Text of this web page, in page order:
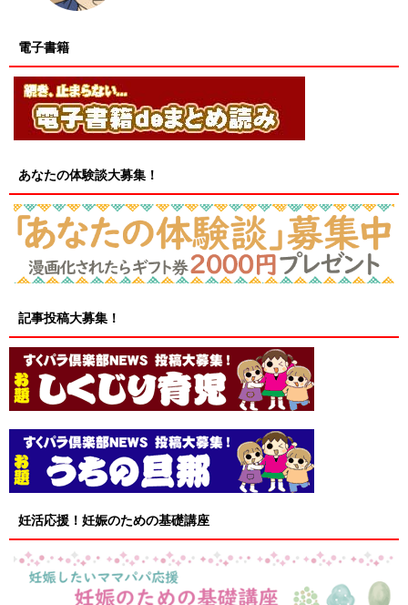
電子書籍
あなたの体験談大募集！
記事投稿大募集！
妊活応援！妊娠のための基礎講座